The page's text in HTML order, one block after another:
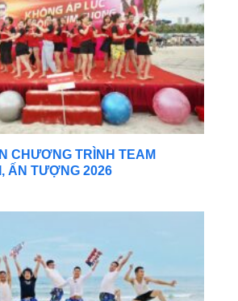
CHƯƠNG TRÌNH TEAM
ẤN TƯỢNG 2026